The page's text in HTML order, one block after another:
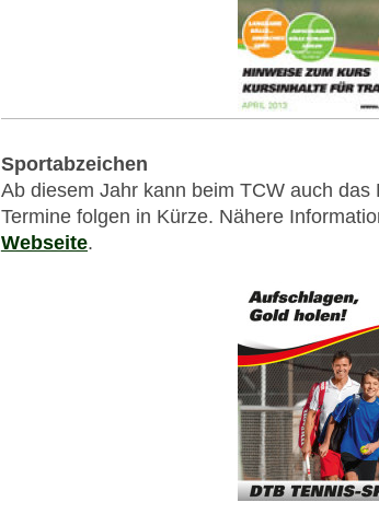
Sportabzeichen
Ab diesem Jahr kann beim TCW auch
Termine folgen in Kürze. Nähere
Webseite.